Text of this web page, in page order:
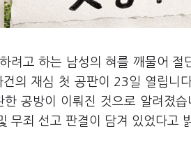
려고 하는 남성의 혀를 깨물어 절
의 재심 첫 공판이 23일 열립니
공방이 이뤄진 것으로 알려졌
무죄 선고 판결이 담겨 있었다고